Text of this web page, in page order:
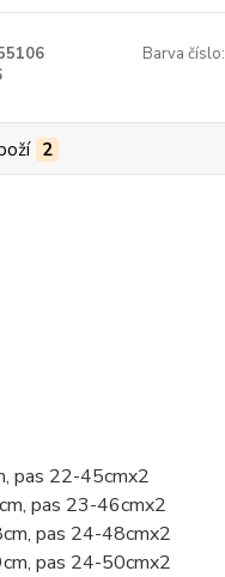
Barva číslo:
2
pas 22-45cmx2
pas 23-46cmx2
pas 24-48cmx2
pas 24-50cmx2